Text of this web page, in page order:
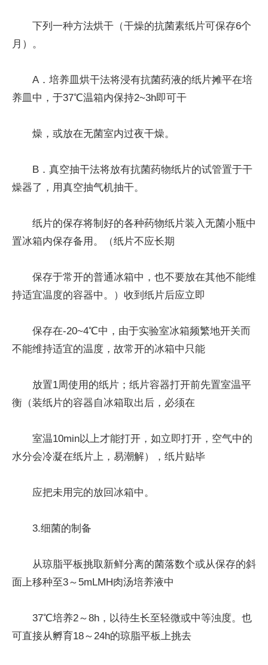
下列一种方法烘干（干燥的抗菌素纸片可保存6个
月）。
A．培养皿烘干法将浸有抗菌药液的纸片摊平在培
养皿中，于37℃温箱内保持2~3h即可干
燥，或放在无菌室内过夜干燥。
B．真空抽干法将放有抗菌药物纸片的试管置于干
燥器了，用真空抽气机抽干。
纸片的保存将制好的各种药物纸片装入无菌小瓶中
置冰箱内保存备用。（纸片不应长期
保存于常开的普通冰箱中，也不要放在其他不能维
持适宜温度的容器中。）收到纸片后应立即
保存在-20~4℃中，由于实验室冰箱频繁地开关而
不能维持适宜的温度，故常开的冰箱中只能
放置1周使用的纸片；纸片容器打开前先置室温平
衡（装纸片的容器自冰箱取出后，必须在
室温10min以上才能打开，如立即打开，空气中的
水分会冷凝在纸片上，易潮解），纸片贴毕
应把未用完的放回冰箱中。
3.细菌的制备
从琼脂平板挑取新鲜分离的菌落数个或从保存的斜
面上移种至3～5mLMH肉汤培养液中
37℃培养2～8h，以待生长至轻微或中等浊度。也
可直接从孵育18～24h的琼脂平板上挑去